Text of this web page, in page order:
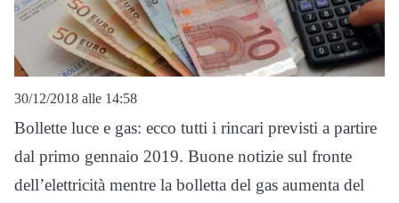
30/12/2018 alle 14:58
Bollette luce e gas: ecco tutti i rincari previsti a partire
dal primo gennaio 2019. Buone notizie sul fronte
dell’elettricità mentre la bolletta del gas aumenta del